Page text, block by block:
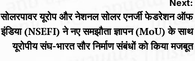
Next:
सोलरपावर यूरोप और नेशनल सोलर एनर्जी फेडरेशन ऑफ
इंडिया (NSEFI) ने नए समझौता ज्ञापन (MoU) के साथ
यूरोपीय संघ-भारत सौर निर्माण संबंधों को किया मजबूत